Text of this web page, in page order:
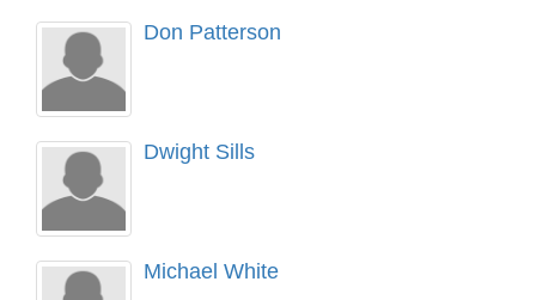
Don Patterson
Dwight Sills
Michael White